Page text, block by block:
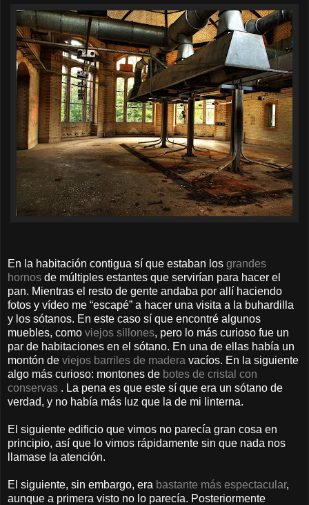
En la habitación contigua sí que estaban los grandes
hornos de múltiples estantes que servirían para hacer el
pan. Mientras el resto de gente andaba por allí haciendo
fotos y vídeo me “escapé” a hacer una visita a la buhardilla
y los sótanos. En este caso sí que encontré algunos
muebles, como viejos sillones, pero lo más curioso fue un
par de habitaciones en el sótano. En una de ellas había un
montón de viejos barriles de madera vacíos. En la siguiente
algo más curioso: montones de botes de cristal con
conservas . La pena es que este sí que era un sótano de
verdad, y no había más luz que la de mi linterna.
El siguiente edificio que vimos no parecía gran cosa en
principio, así que lo vimos rápidamente sin que nada nos
llamase la atención.
El siguiente, sin embargo, era bastante más espectacular,
aunque a primera visto no lo parecía. Posteriormente